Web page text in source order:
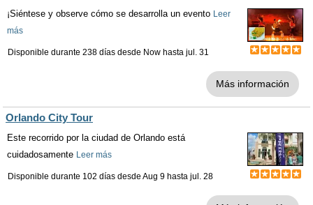
¡Siéntese y observe cómo se desarrolla un evento Leer
más
Disponible durante 238 días desde Now hasta jul. 31
Más información
Orlando City Tour
Este recorrido por la ciudad de Orlando está
cuidadosamente Leer más
Disponible durante 102 días desde Aug 9 hasta jul. 28